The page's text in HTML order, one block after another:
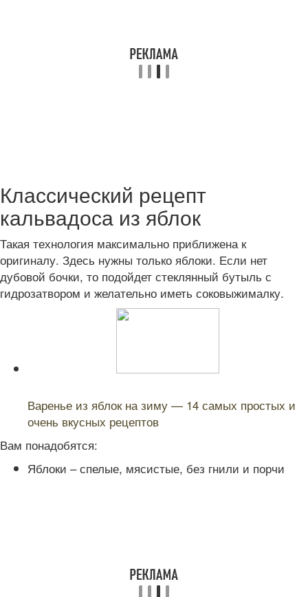
Классический рецепт
кальвадоса из яблок
Такая технология максимально приближена к
оригиналу. Здесь нужны только яблоки. Если нет
дубовой бочки, то подойдет стеклянный бутыль с
гидрозатвором и желательно иметь соковыжималку.
Варенье из яблок на зиму — 14 самых простых и
очень вкусных рецептов
Вам понадобятся:
Яблоки – спелые, мясистые, без гнили и порчи